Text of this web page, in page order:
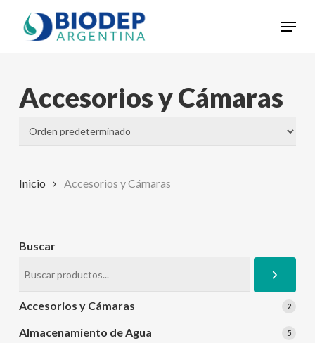
Menu
Accesorios y Cámaras
Inicio Accesorios y Cámaras
Buscar
Accesorios y Cámaras 22
Almacenamiento de Agua 55